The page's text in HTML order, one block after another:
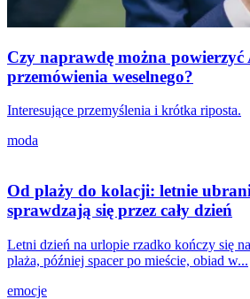
Czy naprawdę można powierzyć
przemówienia weselnego?
Interesujące przemyślenia i krótka riposta.
moda
Od plaży do kolacji: letnie
sprawdzają się przez cały dzień
Letni dzień na urlopie rzadko kończy się
plaża, później spacer po mieście, obiad w...
emocje